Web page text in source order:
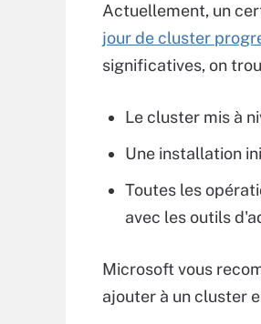
Actuellement, un
jour de cluster
significatives, on
Le cluster mis à
Une installation
Toutes les
avec les outils
Microsoft vous
ajouter à un cluster